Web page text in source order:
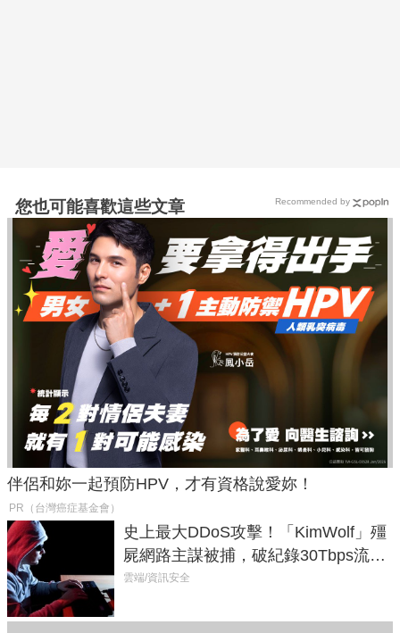
您也可能喜歡這些文章
伴侶和妳一起預防HPV，才有資格說愛妳！
PR（台灣癌症基金會）
史上最大DDoS攻擊！「KimWolf」殭
屍網路主謀被捕，破紀錄30Tbps流量
癱瘓全球！
雲端/資訊安全
Recommended by